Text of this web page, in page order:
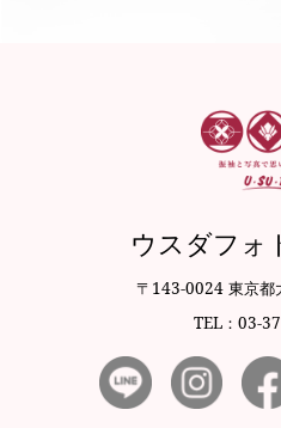
ウスダフォ
〒143-0024 東京都
TEL：03-